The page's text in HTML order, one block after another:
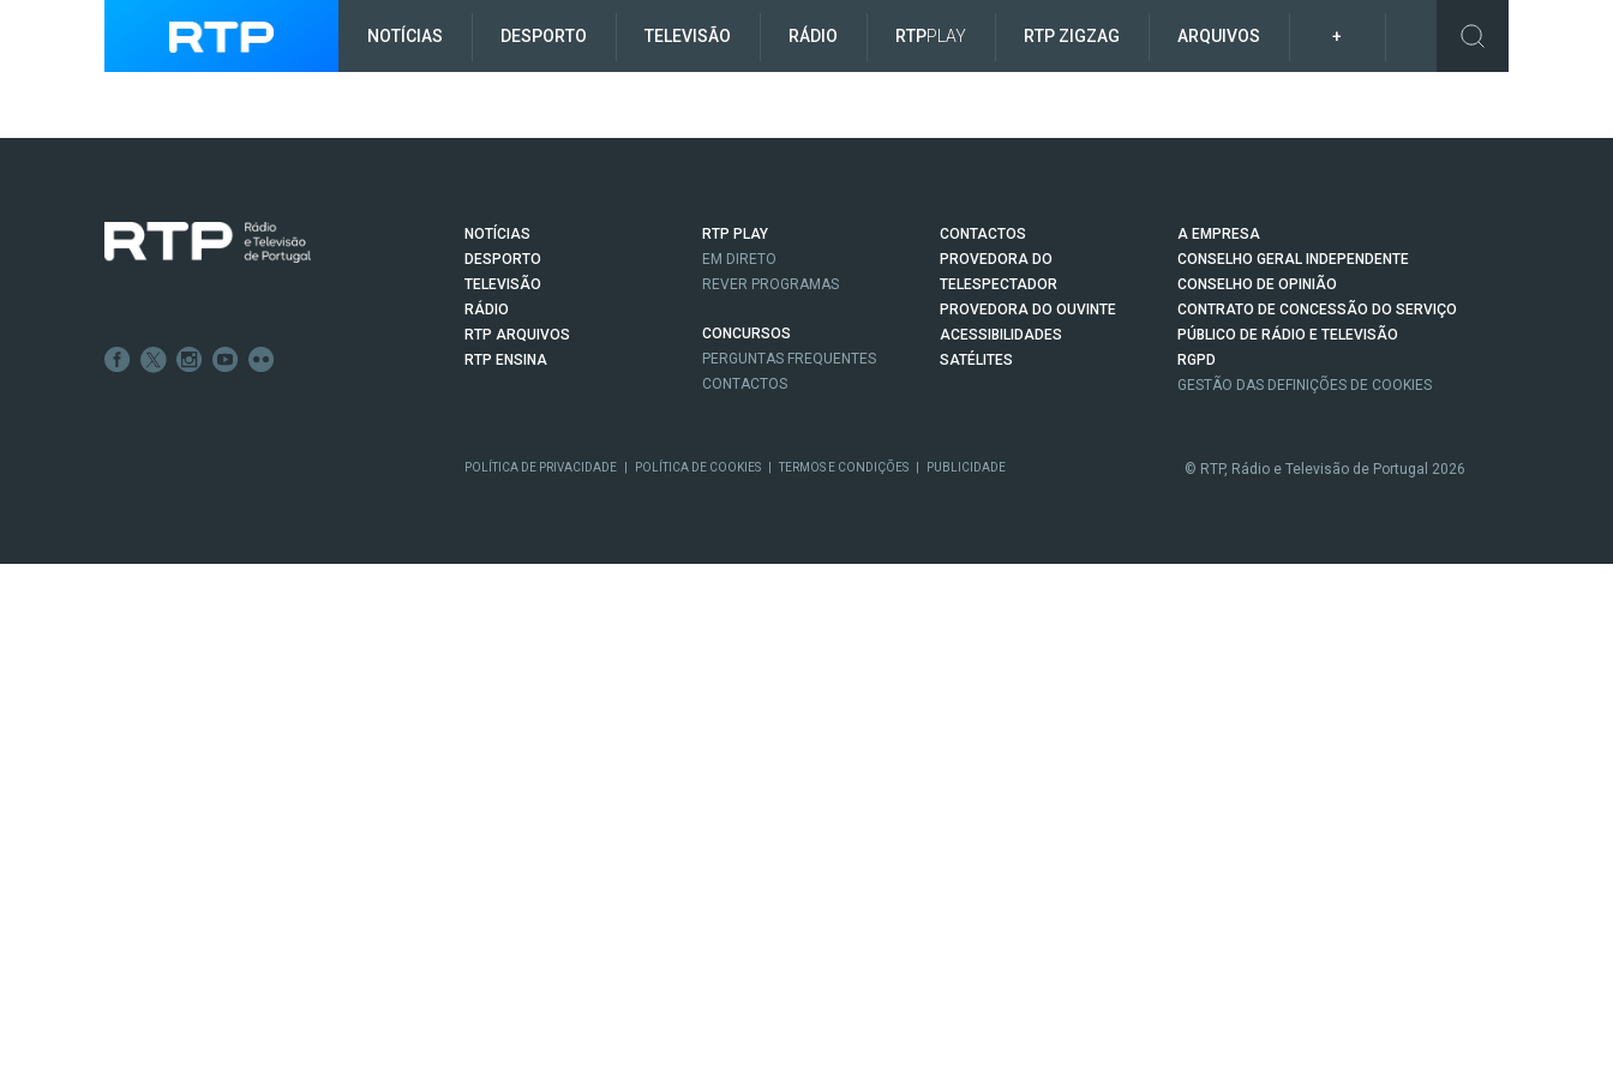
NOTÍCIAS DESPORTO TELEVISÃO RÁDIO RTPPLAY RTP ZIGZAG ARQUIVOS +
NOTÍCIAS
DESPORTO
TELEVISÃO
RÁDIO
RTP ARQUIVOS
RTP ENSINA
RTP PLAY
EM DIRETO
REVER PROGRAMAS
CONCURSOS
PERGUNTAS FREQUENTES
CONTACTOS
CONTACTOS
PROVEDORA DO
TELESPECTADOR
PROVEDORA DO OUVINTE
ACESSIBILIDADES
SATÉLITES
A EMPRESA
CONSELHO GERAL INDEPENDENTE
CONSELHO DE OPINIÃO
CONTRATO DE CONCESSÃO DO SERVIÇO
PÚBLICO DE RÁDIO E TELEVISÃO
RGPD
GESTÃO DAS DEFINIÇÕES DE COOKIES
POLÍTICA DE PRIVACIDADE POLÍTICA DE COOKIES TERMOS E CONDIÇÕES PUBLICIDADE © RTP, Rádio e Televisão de Portugal 2026